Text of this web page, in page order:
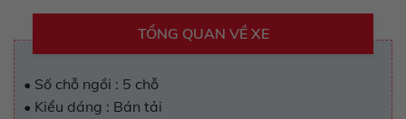
TỔNG QUAN VỀ XE
• Số chỗ ngồi : 5 chỗ
• Kiểu dáng : Bán tải